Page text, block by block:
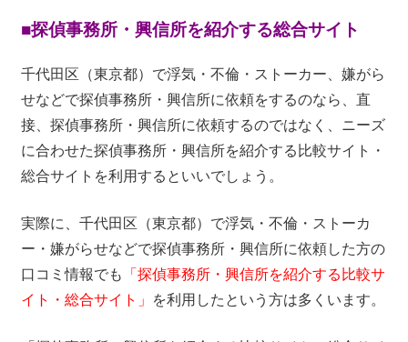
■探偵事務所・興信所を紹介する総合サイト
千代田区（東京都）で浮気・不倫・ストーカー、嫌がら
せなどで探偵事務所・興信所に依頼をするのなら、直
接、探偵事務所・興信所に依頼するのではなく、ニーズ
に合わせた探偵事務所・興信所を紹介する比較サイト・
総合サイトを利用するといいでしょう。
実際に、千代田区（東京都）で浮気・不倫・ストーカ
ー・嫌がらせなどで探偵事務所・興信所に依頼した方の
口コミ情報でも 「探偵事務所・興信所を紹介する比較サ
イト・総合サイト」
を利用したという方は多くいます。